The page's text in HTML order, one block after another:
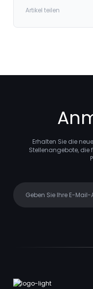
Artikel teilen
Erhalten Sie die
Stellenangebote, die